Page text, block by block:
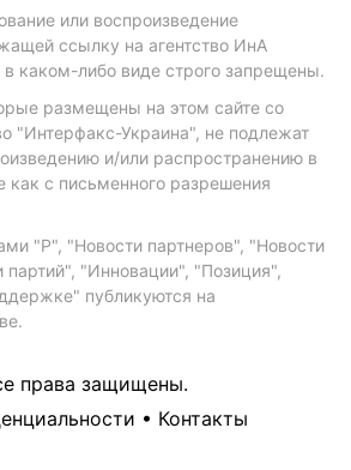
или воспроизведение
ссылку на агентство ИнА
в каком-либо виде строго запрещены.
размещены на этом сайте со
"Интерфакс-Украина", не подлежат
и/или распространению в
с письменного разрешения
"Р", "Новости партнеров", "Новости
партий", "Инновации", "Позиция",
публикуются на
права защищены.
• Контакты